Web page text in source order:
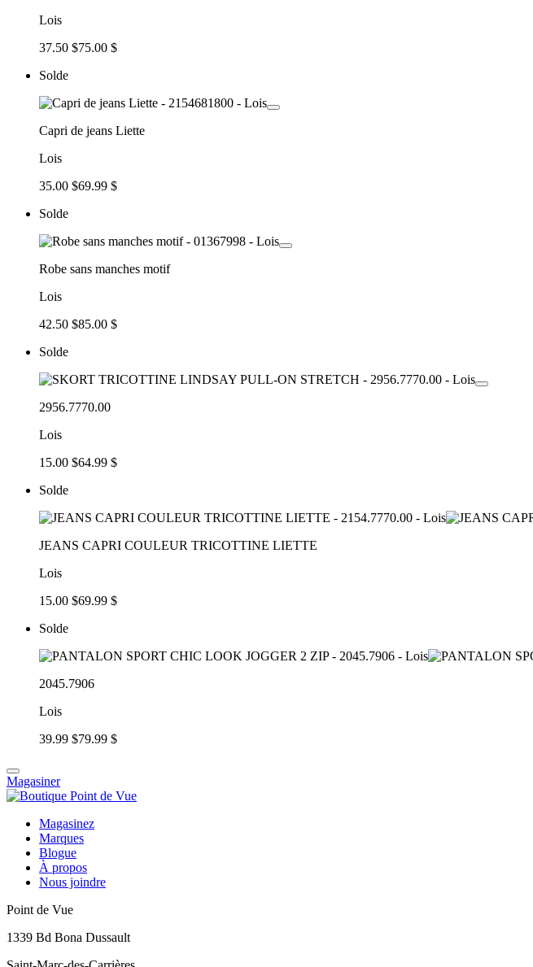
Lois
37.50 $75.00 $
Solde
Capri de jeans Liette
Lois
35.00 $69.99 $
Solde
Robe sans manches motif
Lois
42.50 $85.00 $
Solde
2956.7770.00
Lois
15.00 $64.99 $
Solde
JEANS CAPRI COULEUR TRICOTTINE LIETTE
Lois
15.00 $69.99 $
Solde
2045.7906
Lois
39.99 $79.99 $
Magasiner
Magasinez
Marques
Blogue
À propos
Nous joindre
Point de Vue
1339 Bd Bona Dussault